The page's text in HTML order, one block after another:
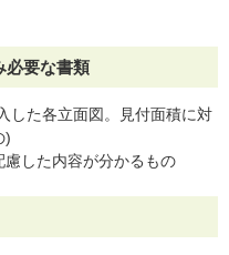
必要な書類
した各立面図。見付面積に対
)
した内容が分かるもの